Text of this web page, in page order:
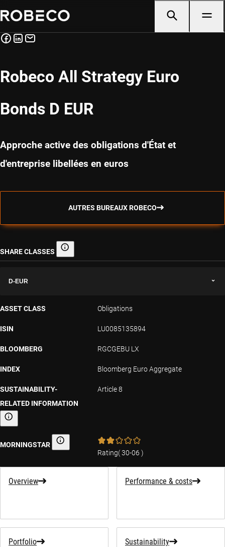
Robeco All Strategy Euro
Bonds D EUR
Approche active des obligations d'État et
d'entreprise libellées en euros
AUTRES BUREAUX ROBECO
SHARE CLASSES Share classes
D-EUR
ASSET CLASS Obligations
ISIN LU0085135894
BLOOMBERG RGCGEBU LX
INDEX Bloomberg Euro Aggregate
SUSTAINABILITY-
RELATED INFORMATION
Sustainability-related information
Article 8
MORNINGSTAR Morningstar
Rating(30-06 )
Overview Performance & costs
Portfolio Sustainability